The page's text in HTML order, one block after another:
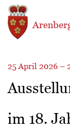
Direkt zum Inhalt
25 April 2026 –
im 18.